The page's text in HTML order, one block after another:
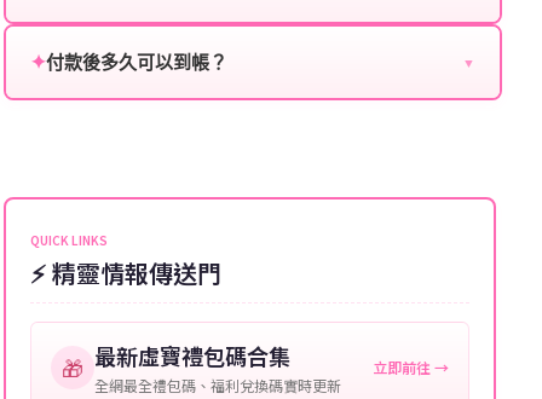
角色名稱：您遊戲中的角色名稱。
等級：角色的當前等級。
提供這些信息能幫助我們更快地處理您的代儲需求，確
單，不使用外掛程式、非法點數或異常儲值管道。您獲
✦付款後多久可以到帳？ ▼
可直接聯絡客服查詢訂單進度。
QUICK LINKS
⚡ 精靈情報傳送門
🎁 最新虛寶禮包碼合集
全網最全禮包碼、福利兌換碼實時更新
立即前往 →